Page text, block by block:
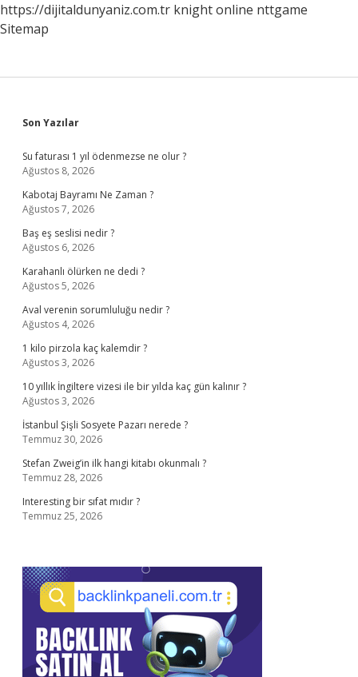
https://dijitaldunyaniz.com.tr knight online nttgame
Sitemap
Sidebar
Son Yazılar
Su faturası 1 yıl ödenmezse ne olur ?
Ağustos 8, 2026
Kabotaj Bayramı Ne Zaman ?
Ağustos 7, 2026
Baş eş seslisi nedir ?
Ağustos 6, 2026
Karahanlı ölürken ne dedi ?
Ağustos 5, 2026
Aval verenin sorumluluğu nedir ?
Ağustos 4, 2026
1 kilo pirzola kaç kalemdir ?
Ağustos 3, 2026
10 yıllık İngiltere vizesi ile bir yılda kaç gün kalınır ?
Ağustos 3, 2026
İstanbul Şişli Sosyete Pazarı nerede ?
Temmuz 30, 2026
Stefan Zweig’in ilk hangi kitabı okunmalı ?
Temmuz 28, 2026
Interesting bir sıfat mıdır ?
Temmuz 25, 2026